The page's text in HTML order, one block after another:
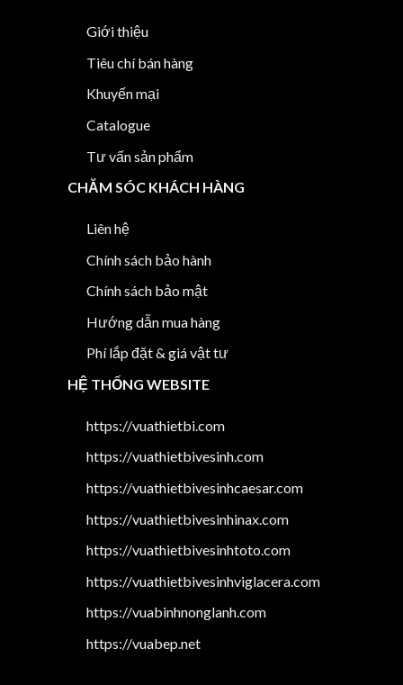
Giới thiệu
Tiêu chí bán hàng
Khuyến mại
Catalogue
Tư vấn sản phẩm
CHĂM SÓC KHÁCH HÀNG
Liên hệ
Chính sách bảo hành
Chính sách bảo mật
Hướng dẫn mua hàng
Phí lắp đặt & giá vật tư
HỆ THỐNG WEBSITE
https://vuathietbi.com
https://vuathietbivesinh.com
https://vuathietbivesinhcaesar.com
https://vuathietbivesinhinax.com
https://vuathietbivesinhtoto.com
https://vuathietbivesinhviglacera.com
https://vuabinhnonglanh.com
https://vuabep.net